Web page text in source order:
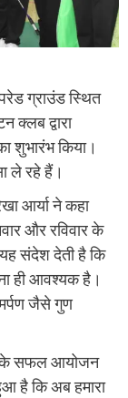
ग्राउंड स्थित
क्लब द्वारा
शुभारंभ किया।
ले रहे हैं।
आर्या ने कहा
और रविवार के
संदेश देती है कि
ही आवश्यक है।
जैसे गुण
के सफल आयोजन
है कि अब हमारा